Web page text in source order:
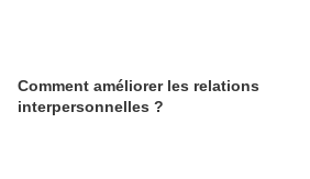
Comment améliorer les relations
interpersonnelles ?